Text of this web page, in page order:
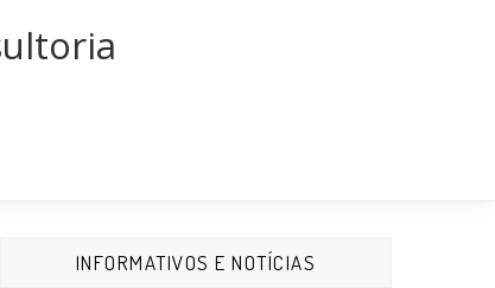
INFORMATIVOS E NOTÍCIAS